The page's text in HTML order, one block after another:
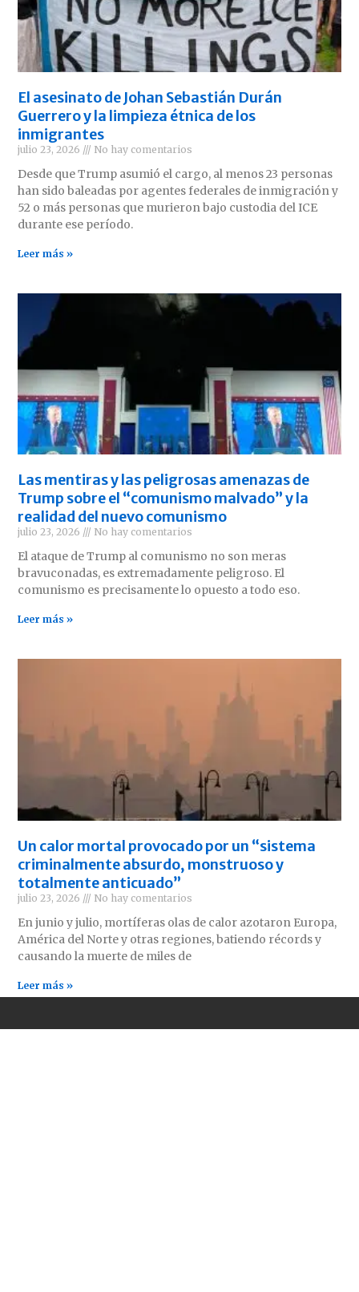
El asesinato de Johan Sebastián Durán
Guerrero y la limpieza étnica de los
inmigrantes
julio 23, 2026 No hay comentarios
Desde que Trump asumió el cargo, al menos 23 personas
han sido baleadas por agentes federales de inmigración y
52 o más personas que murieron bajo custodia del ICE
durante ese período.
Leer más »
Las mentiras y las peligrosas amenazas de
Trump sobre el “comunismo malvado” y la
realidad del nuevo comunismo
julio 23, 2026 No hay comentarios
El ataque de Trump al comunismo no son meras
bravuconadas, es extremadamente peligroso. El
comunismo es precisamente lo opuesto a todo eso.
Leer más »
Un calor mortal provocado por un “sistema
criminalmente absurdo, monstruoso y
totalmente anticuado”
julio 23, 2026 No hay comentarios
En junio y julio, mortíferas olas de calor azotaron Europa,
América del Norte y otras regiones, batiendo récords y
causando la muerte de miles de
Leer más »